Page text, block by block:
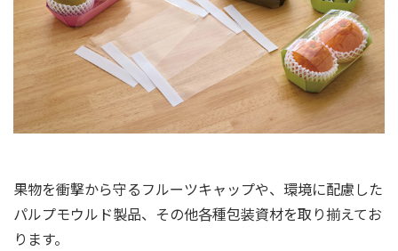
果物を衝撃から守るフルーツキャップや、環境に配慮した
パルプモウルド製品、その他各種包装資材を取り揃えてお
ります。